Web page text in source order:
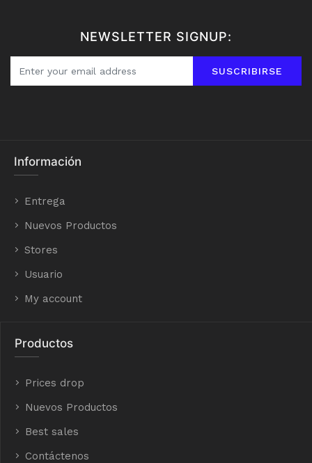
NEWSLETTER SIGNUP:
SUSCRIBIRSE
Información
Entrega
Nuevos Productos
Stores
Usuario
My account
Productos
Prices drop
Nuevos Productos
Best sales
Contáctenos